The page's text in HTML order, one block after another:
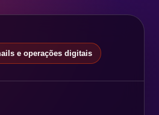
e operações digitais